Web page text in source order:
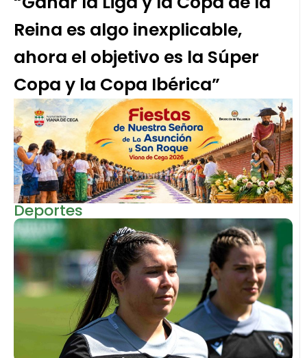
Reina es algo inexplicable,
ahora el objetivo es la Súper
Copa y la Copa Ibérica”
Deportes